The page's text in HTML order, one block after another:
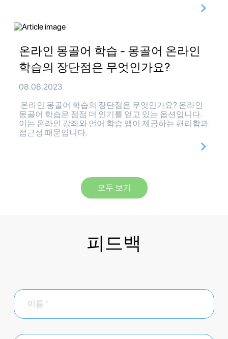
온라인 몽골어 학습 - 몽골어 온라인
학습의 장단점은 무엇인가요?
08.08.2023
온라인 몽골어 학습의 장단점은 무엇인가요? 온라인
몽골어 학습은 점점 더 인기를 얻고 있는 옵션입니다.
이는 온라인 강좌와 언어 학습 앱이 제공하는 편리함과
접근성 때문입니다.
모두 보기
피드백